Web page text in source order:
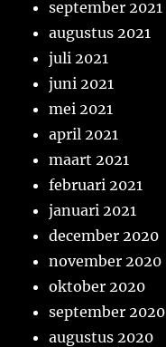
september 2021
augustus 2021
juli 2021
juni 2021
mei 2021
april 2021
maart 2021
februari 2021
januari 2021
december 2020
november 2020
oktober 2020
september 2020
augustus 2020